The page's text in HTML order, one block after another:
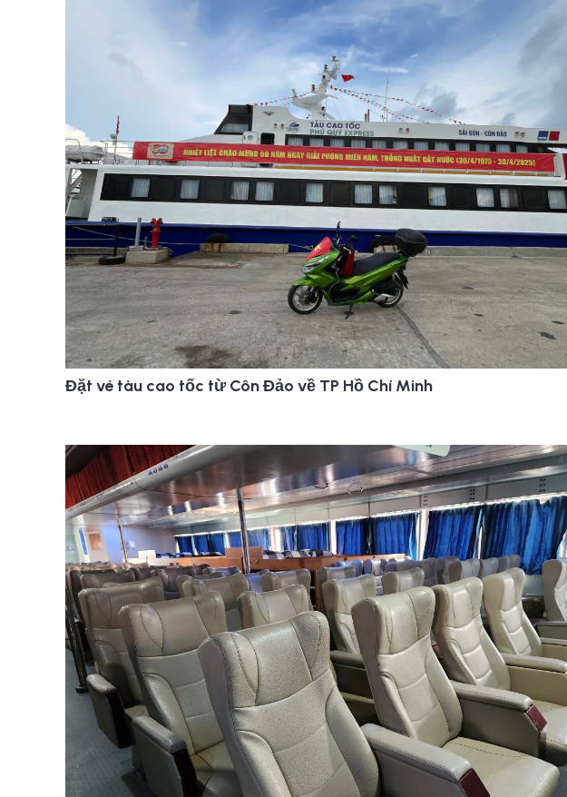
Đặt vé tàu cao tốc từ Côn Đảo về TP Hồ Chí Minh